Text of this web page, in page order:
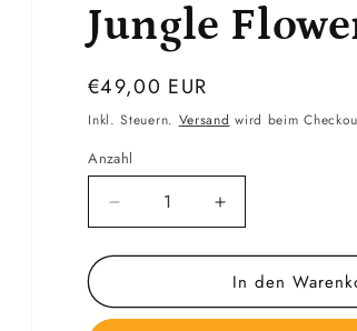
Jungle
Normaler
Preis
€49,00 EUR
Inkl. Steuern. Versand wird beim
Anzahl
Verringere
die
Menge
Holz
Erhöhe
die
Menge
für
Holz
In den